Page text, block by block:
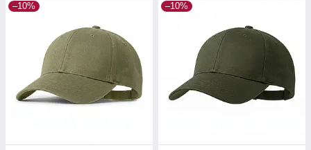
–10% –10%